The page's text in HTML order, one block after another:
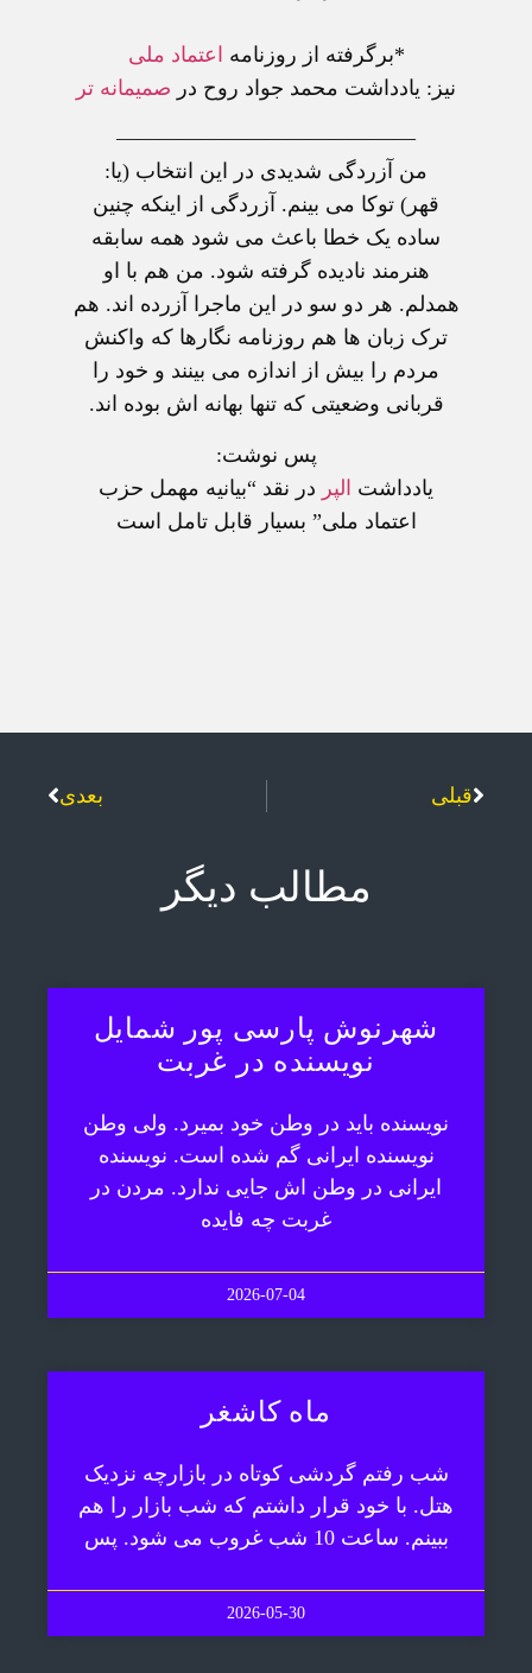
*برگرفته از روزنامه اعتماد ملی
نيز: يادداشت محمد جواد روح در صميمانه تر
——————————————
من آزردگی شديدی در اين انتخاب (يا:
قهر) توکا می بينم. آزردگی از اينکه چنين
ساده يک خطا باعث می شود همه سابقه
هنرمند ناديده گرفته شود. من هم با او
همدلم. هر دو سو در اين ماجرا آزرده اند. هم
ترک زبان ها هم روزنامه نگارها که واکنش
مردم را بيش از اندازه می بينند و خود را
قربانی وضعيتی که تنها بهانه اش بوده اند.
پس نوشت:
يادداشت الپر در نقد “بيانيه مهمل حزب
اعتماد ملی” بسيار قابل تامل است
قبلی بعدی
مطالب دیگر
شهرنوش پارسی پور شمایل
نویسنده در غربت
نویسنده باید در وطن خود بمیرد. ولی وطن
نویسنده ایرانی گم شده است. نویسنده
ایرانی در وطن اش جایی ندارد. مردن در
غربت چه فایده
2026-07-04
ماه کاشغر
شب رفتم گردشی کوتاه در بازارچه نزدیک
هتل. با خود قرار داشتم که شب بازار را هم
ببینم. ساعت 10 شب غروب می شود. پس
2026-05-30